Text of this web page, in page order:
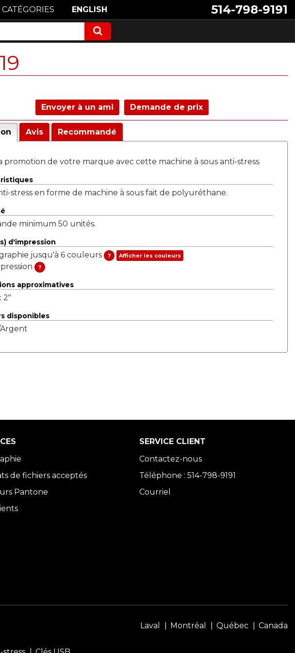
514-798-9191
CATÉGORIES ENGLISH
Envoyer à un ami Demande de prix
Avis Recommandé
promotion de votre marque avec cette machine à sous anti-stress.
stress en forme de machine à sous fait de polyuréthane.
minimum 50 unités.
d'impression
jusqu'à 6 couleurs ? Afficher les couleurs
?
approximatives
2"
disponibles
de fichiers acceptés
Pantone
SERVICE CLIENT
Contactez-nous
Téléphone : 514-798-9191
Courriel
Laval Montréal Québec Canada